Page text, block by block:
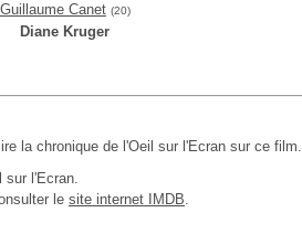
Guillaume Canet (20)
Diane Kruger
la chronique de l'Oeil sur l'Ecran sur ce film.
sur l'Ecran.
le site internet IMDB.